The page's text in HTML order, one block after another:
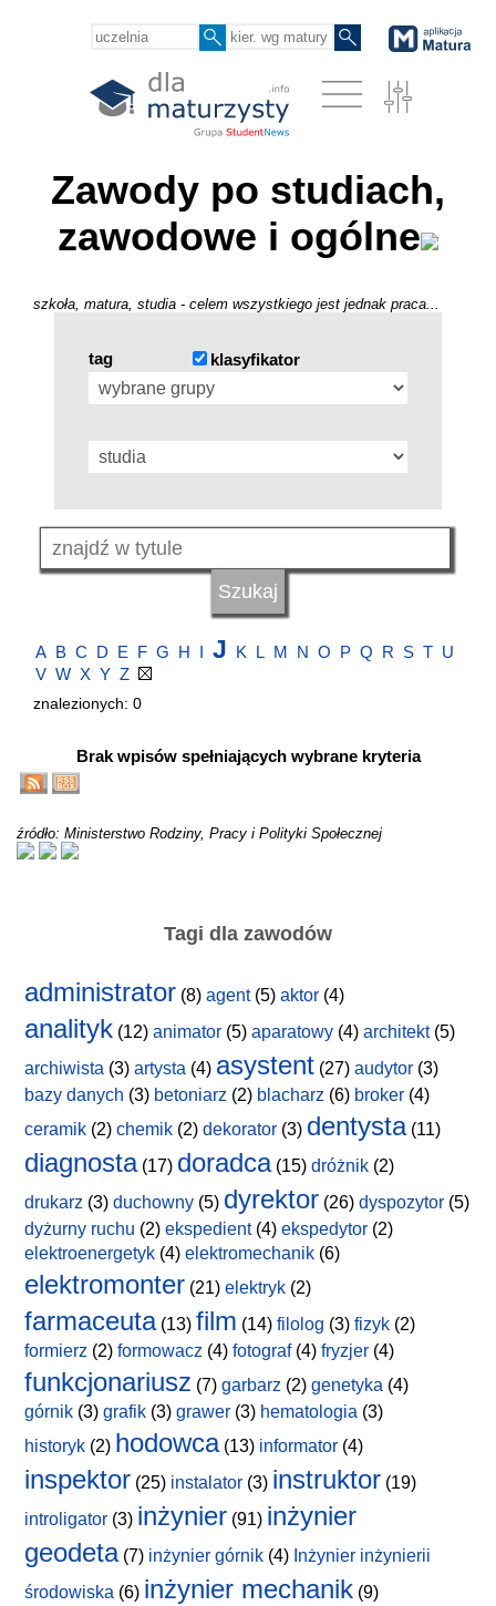
Zawody po studiach,
zawodowe i ogólne
szkoła, matura, studia - celem wszystkiego jest jednak praca...
tag klasyfikator
A B C D E F G H I J K L M N O P Q R S T U
V W X Y Z
znalezionych: 0
Brak wpisów spełniających wybrane kryteria
źródło: Ministerstwo Rodziny, Pracy i Polityki Społecznej
Tagi dla zawodów
administrator (8) agent(5) aktor (4)
analityk (12) animator (5) aparatowy (4) architekt(5)
archiwista (3) artysta (4) asystent (27) audytor (3)
bazy danych (3) betoniarz (2) blacharz (6) broker (4)
ceramik (2) chemik (2) dekorator (3) dentysta(11)
diagnosta(17) doradca(15) dróżnik (2)
drukarz (3) duchowny (5) dyrektor (26) dyspozytor (5)
dyżurny ruchu (2) ekspedient(4) ekspedytor (2)
elektroenergetyk (4) elektromechanik (6)
elektromonter (21) elektryk (2)
farmaceuta(13) film (14) filolog (3) fizyk (2)
formierz (2) formowacz (4) fotograf(4) fryzjer (4)
funkcjonariusz (7) garbarz (2) genetyka (4)
górnik (3) grafik (3) grawer (3) hematologia (3)
historyk (2) hodowca(13) informator (4)
inspektor (25) instalator (3) instruktor (19)
introligator (3) inżynier (91) inżynier
geodeta(7) inżynier górnik (4) Inżynier inżynierii
środowiska (6) inżynier mechanik (9)